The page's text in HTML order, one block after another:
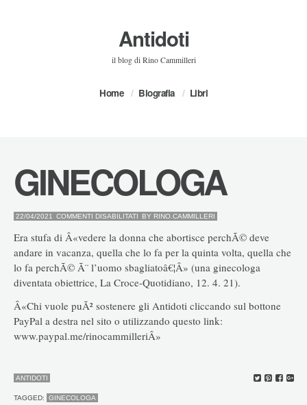
Antidoti
il blog di Rino Cammilleri
Home Biografia Libri
GINECOLOGA
22/04/2021 COMMENTI DISABILITATI SU
BY RINO.CAMMILLERI
Era stufa di Â«vedere la donna che abortisce perchÃ© deve
andare in vacanza, quella che lo fa per la quinta volta, quella che
lo fa perchÃ© Ã¨ l’uomo sbagliatoâ€¦Â» (una ginecologa
diventata obiettrice, La Croce-Quotidiano, 12. 4. 21).
Â«Chi vuole puÃ² sostenere gli Antidoti cliccando sul bottone
PayPal a destra nel sito o utilizzando questo link:
www.paypal.me/rinocammilleriÂ»
ANTIDOTI
TAGGED: GINECOLOGA